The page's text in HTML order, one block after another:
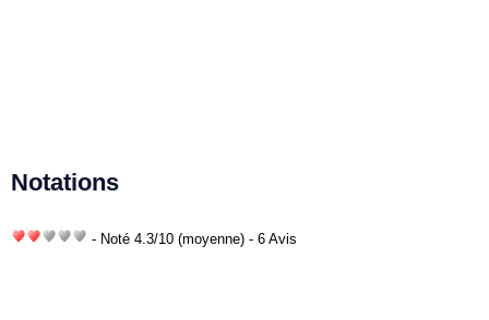
Notations
- Noté 4.3/10 (moyenne) - 6 Avis